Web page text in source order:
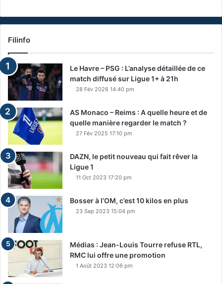
Filinfo
Le Havre – PSG : L’analyse détaillée de ce
match diffusé sur Ligue 1+ à 21h
28 Fév 2026 14:40 pm
AS Monaco – Reims : A quelle heure et de
quelle manière regarder le match ?
27 Fév 2025 17:10 pm
DAZN, le petit nouveau qui fait rêver la
Ligue 1
11 Oct 2023 17:20 pm
Bosser à l’OM, c’est 10 kilos en plus
23 Sep 2023 15:04 pm
Médias : Jean-Louis Tourre refuse RTL,
RMC lui offre une promotion
1 Août 2023 12:06 pm